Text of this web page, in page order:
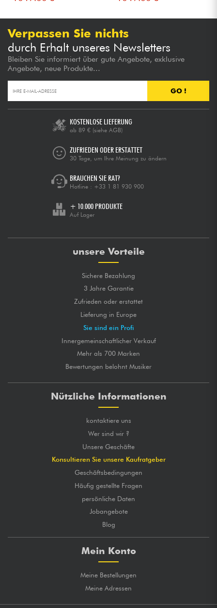
Verpassen Sie nichts
durch Erhalt unseres Newsletters
Bleiben Sie informiert über gute Angebote, exklusive
Angebote, neue Produkte...
GO !
KOSTENLOSE LIEFERUNG
ab 89 € (siehe AGB)
ZUFRIEDEN ODER ERSTATTET
30 Tage, um Ihre Meinung zu ändern
BRAUCHEN SIE RAT?
Hotline : +33 1 81 930 900
+ 10.000 PRODUKTE
Auf Lager
unsere Vorteile
Sichere Bezahlung
3 Jahre Garantie
Zufrieden oder erstattet
Lieferung in Europe
Sie sind ein Profi
Innergemeinschaftlicher Verkauf
Mehr als 700 Marken
Bewertungen belohnt Musiker
Nützliche Informationen
kontaktiere uns
Wer sind wir ?
Unsere Geschäfte
Konsultieren Sie unsere Kaufratgeber
Geschäftsbedingungen
Häufig gestellte Fragen
persönliche Daten
Jobangebote
Blog
Mein Konto
Meine Bestellungen
Meine Adressen